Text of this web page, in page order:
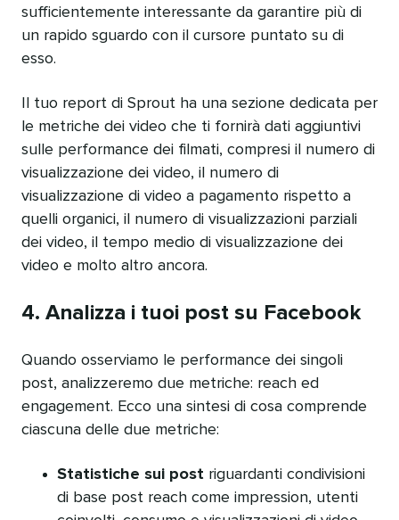
sufficientemente interessante da garantire più di
un rapido sguardo con il cursore puntato su di
esso.
Il tuo report di Sprout ha una sezione dedicata per
le metriche dei video che ti fornirà dati aggiuntivi
sulle performance dei filmati, compresi il numero di
visualizzazione dei video, il numero di
visualizzazione di video a pagamento rispetto a
quelli organici, il numero di visualizzazioni parziali
dei video, il tempo medio di visualizzazione dei
video e molto altro ancora.
4. Analizza i tuoi post su Facebook
Quando osserviamo le performance dei singoli
post, analizzeremo due metriche: reach ed
engagement. Ecco una sintesi di cosa comprende
ciascuna delle due metriche:
Statistiche sui post riguardanti condivisioni
di base post reach come impression, utenti